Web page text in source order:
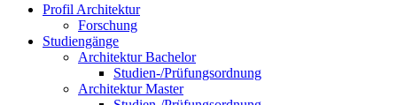
Profil Architektur
Forschung
Studiengänge
Architektur Bachelor
Studien-/Prüfungsordnung
Architektur Master